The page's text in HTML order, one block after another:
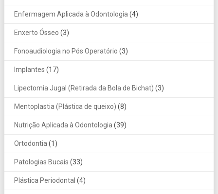
Enfermagem Aplicada à Odontologia (4)
Enxerto Ósseo (3)
Fonoaudiologia no Pós Operatório (3)
Implantes (17)
Lipectomia Jugal (Retirada da Bola de Bichat) (3)
Mentoplastia (Plástica de queixo) (8)
Nutrição Aplicada à Odontologia (39)
Ortodontia (1)
Patologias Bucais (33)
Plástica Periodontal (4)